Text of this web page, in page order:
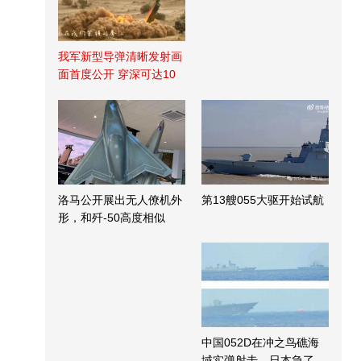
我军新型导弹清晰发射画
面首度公开 穿深可达10
洛马公开展出无人僚机外
形，和歼-50高度相似
第13艘055大驱开始试航
中国052D在冲之鸟礁海